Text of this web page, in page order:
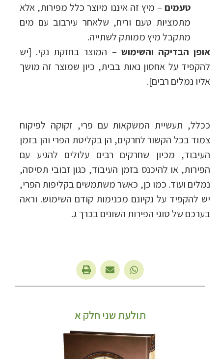
טעמים – מיץ זה איננו מיוצר כלל מפירות, אלא
מתמציות טעם וריח, שלאחר עירבוב עם מים
מתקבל מיץ ממותק לשתייה.
אופן הבדיקה והשימוש – המוצר בחזקת נקי. [יש
להקפיד על אחסון נאות בבית, כיון שמוצר זה מושך
אליו נמלים רבים].
ככלל, תעשיית המשקאות עם פרי, זקוקה לפיקוח
צמוד בכל הקשור לחרקים, הן בקליטת הפרי והן בזמן
העיבוד, מכיון שחרקים רבים עלולים להגיע עם
הפירות, או להיכנס בזמן העיבוד, כגון זבובי תסיסה,
נמלים ועוד. כמו כן, כאשר משתמשים בקליפות הפרי,
יש להקפיד על נקיונם מכנימות קודם השימוש. וראה
בערכם של סוגי הפירות השונים בכרך ג.
תולעת שני חלק א